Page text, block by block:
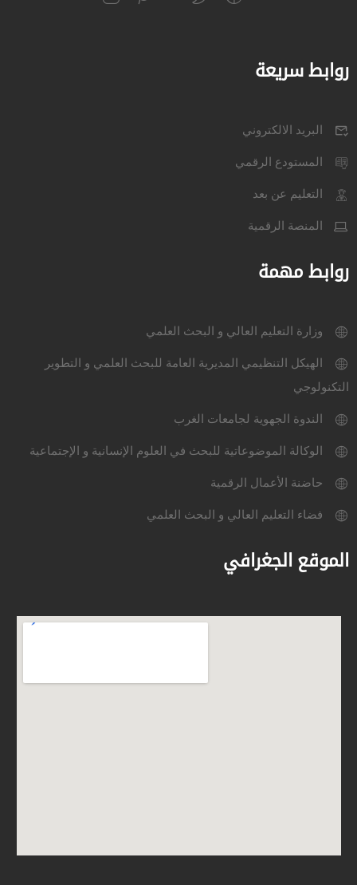
روابط سريعة
البريد الالكتروني
المستودع الرقمي
التعليم عن بعد
المنصة الرقمية
روابط مهمة
وزارة التعليم العالي و البحث العلمي
الهيكل التنظيمي المديرية العامة للبحث العلمي و التطوير
التكنولوجي
الندوة الجهوية لجامعات الغرب
الوكالة الموضوعاتية للبحث في العلوم الإنسانية و الإجتماعية
حاضنة الأعمال الرقمية
فضاء التعليم العالي و البحث العلمي
الموقع الجغرافي